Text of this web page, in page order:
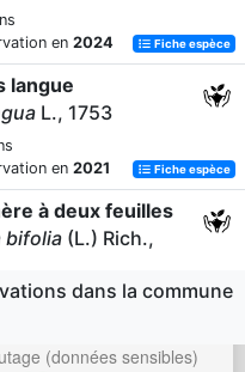
en 2024 Fiche espèce
langue
L., 1753
en 2021 Fiche espèce
à deux feuilles
bifolia (L.) Rich.,
en
en soc
dans la commune
de validation régionale
(données sensibles)